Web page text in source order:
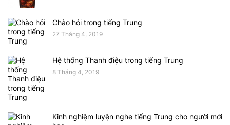
Chào hỏi trong tiếng Trung
27 Tháng 4, 2019
Hệ thống Thanh điệu trong tiếng Trung
8 Tháng 4, 2019
Kinh nghiệm luyện nghe tiếng Trung cho người mới